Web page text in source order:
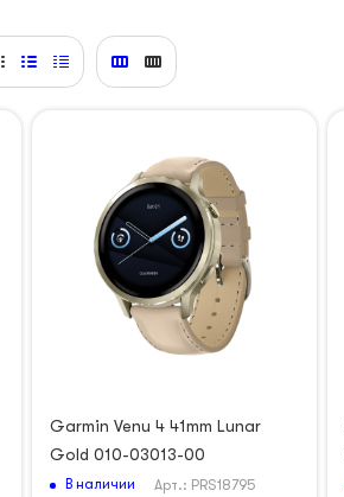
Garmin Venu 4 41mm Lunar
Gold 010-03013-00
В наличии Арт.: PRS18795